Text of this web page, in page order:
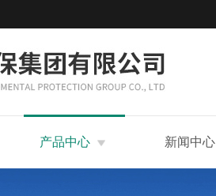
产品中心 新闻中心